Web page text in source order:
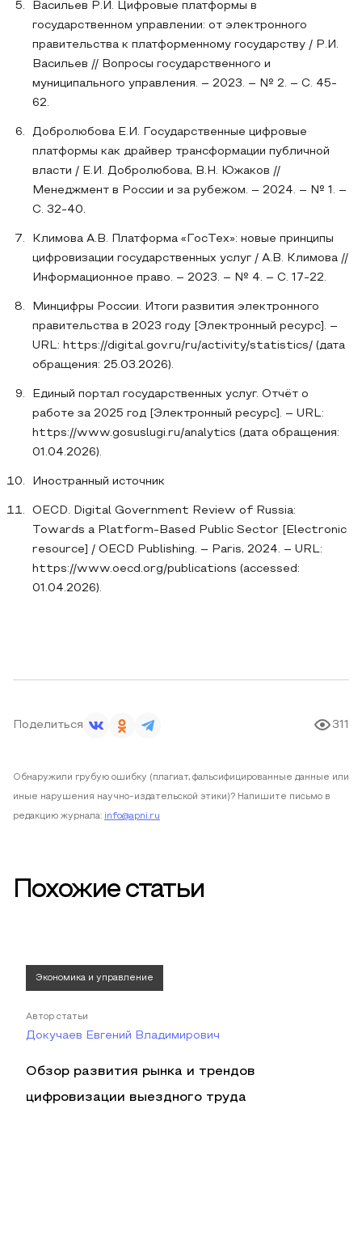
Васильев Р.И. Цифровые платформы в
государственном управлении: от электронного
правительства к платформенному государству / Р.И.
Васильев // Вопросы государственного и
муниципального управления. – 2023. – № 2. – С. 45-
62.
Добролюбова Е.И. Государственные цифровые
платформы как драйвер трансформации публичной
власти / Е.И. Добролюбова, В.Н. Южаков //
Менеджмент в России и за рубежом. – 2024. – № 1. –
С. 32-40.
Климова А.В. Платформа «ГосТех»: новые принципы
цифровизации государственных услуг / А.В. Климова //
Информационное право. – 2023. – № 4. – С. 17-22.
Минцифры России. Итоги развития электронного
правительства в 2023 году [Электронный ресурс]. –
URL: https://digital.gov.ru/ru/activity/statistics/ (дата
обращения: 25.03.2026).
Единый портал государственных услуг. Отчёт о
работе за 2025 год [Электронный ресурс]. – URL:
https://www.gosuslugi.ru/analytics (дата обращения:
01.04.2026).
Иностранный источник
OECD. Digital Government Review of Russia:
Towards a Platform-Based Public Sector [Electronic
resource] / OECD Publishing. – Paris, 2024. – URL:
https://www.oecd.org/publications (accessed:
01.04.2026).
Поделиться 311
Обнаружили грубую ошибку (плагиат, фальсифицированные данные или
иные нарушения научно-издательской этики)? Напишите письмо в
редакцию журнала: info@apni.ru
Похожие статьи
Экономика и управление
Автор статьи
Докучаев Евгений Владимирович
Обзор развития рынка и трендов
цифровизации выездного труда